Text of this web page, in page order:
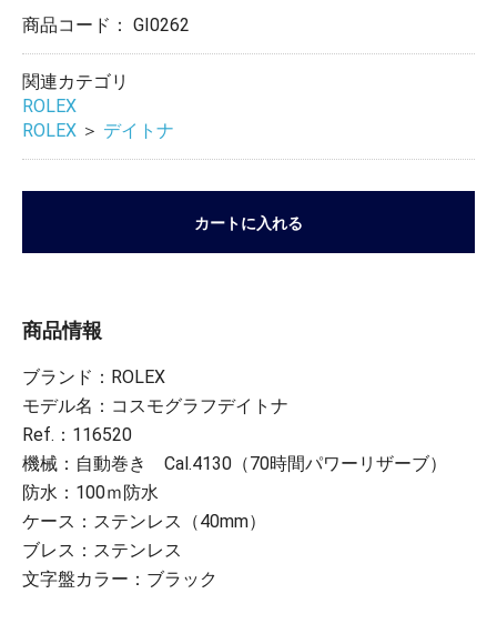
商品コード： GI0262
関連カテゴリ
ROLEX
ROLEX ＞ デイトナ
カートに入れる
商品情報
ブランド：ROLEX
モデル名：コスモグラフデイトナ
Ref.：116520
機械：自動巻き Cal.4130（70時間パワーリザーブ）
防水：100ｍ防水
ケース：ステンレス（40mm）
ブレス：ステンレス
文字盤カラー：ブラック